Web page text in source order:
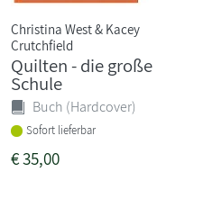
Christina West & Kacey
Crutchfield
Quilten - die große
Schule
Buch (Hardcover)
Sofort lieferbar
€35,00